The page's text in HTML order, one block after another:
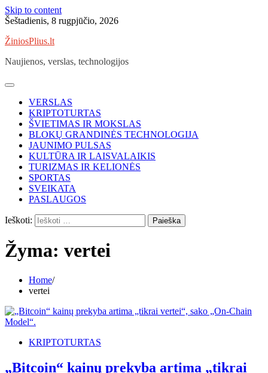
Skip to content
Šeštadienis, 8 rugpjūčio, 2026
ŽiniosPlius.lt
Naujienos, verslas, technologijos
VERSLAS
KRIPTOTURTAS
ŠVIETIMAS IR MOKSLAS
BLOKŲ GRANDINĖS TECHNOLOGIJA
JAUNIMO PULSAS
KULTŪRA IR LAISVALAIKIS
TURIZMAS IR KELIONĖS
SPORTAS
SVEIKATA
PASLAUGOS
Ieškoti:
Žyma: vertei
Home
vertei
KRIPTOTURTAS
„Bitcoin“ kainų prekyba artima „tikrai